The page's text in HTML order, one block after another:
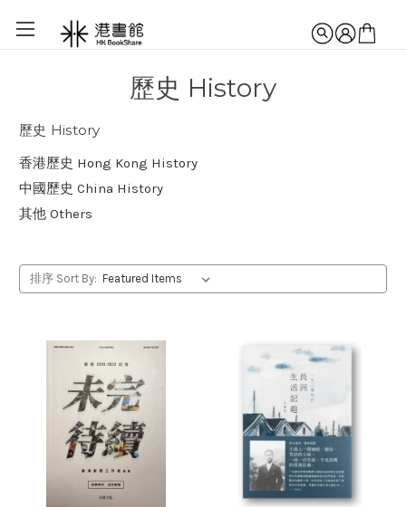
歷史 History
歷史 History
香港歷史 Hong Kong History
中國歷史 China History
其他 Others
排序 Sort By: